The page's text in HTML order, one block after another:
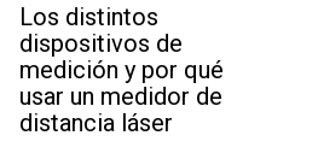
Los distintos
dispositivos de
medición y por qué
usar un medidor de
distancia láser